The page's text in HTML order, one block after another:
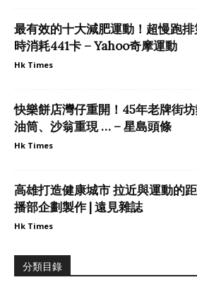
最有效的十大減肥運動！超慢跑
時消耗441卡 – Yahoo奇摩運動
Hk Times
快樂餅店灣仔重開！45年老牌街
油筒、沙翁重現 … – 星島頭條
Hk Times
高雄打造健康城市 拉近與運動的
播部企劃製作 | 遠見雜誌
Hk Times
分類目錄